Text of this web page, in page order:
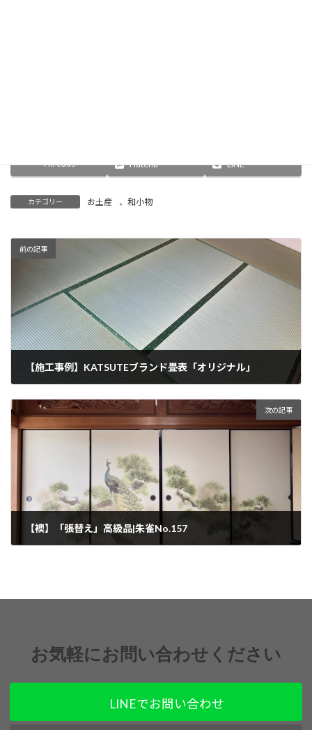
Threads Hatena LINE
カテゴリー お土産 、 和小物
前の記事
【施工事例】KATSUTEブランド畳表「オリジナル」
次の記事
【襖】「張替え」高級品|朱雀No.157
お気軽にお問い合わせください
LINEでお問い合わせ